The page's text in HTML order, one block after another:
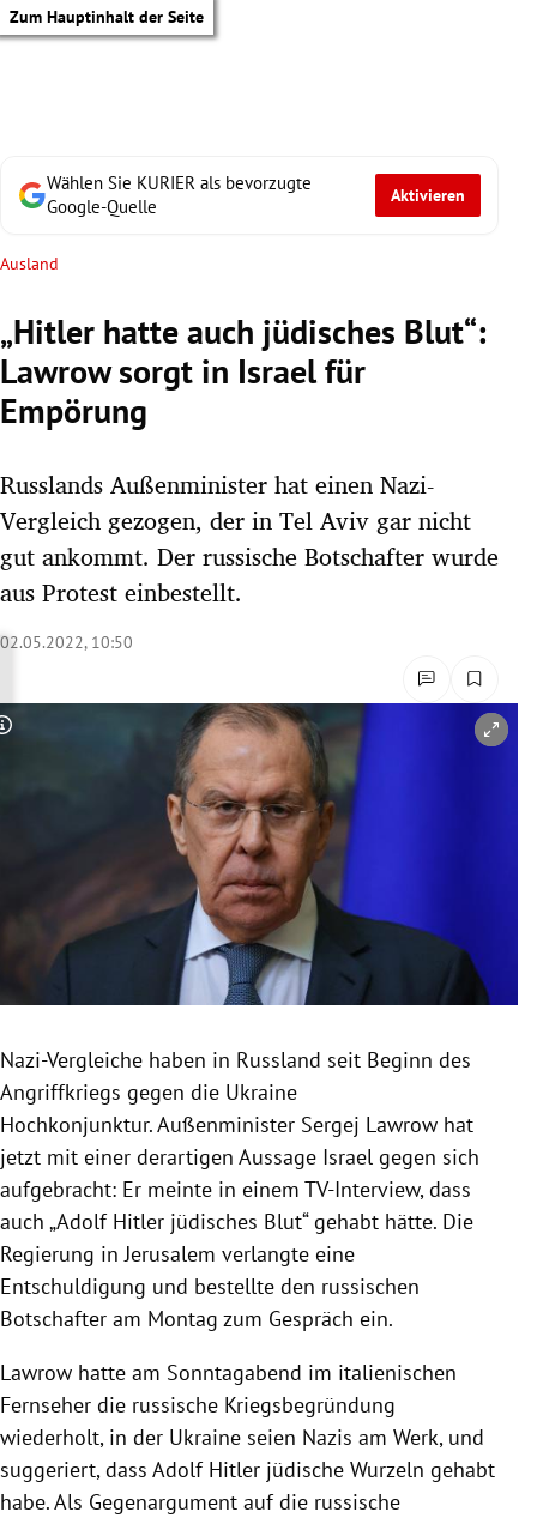
Zum Hauptinhalt der Seite
Untermenü
Untermenü
Untermenü
Untermenü
Wählen Sie KURIER als bevorzugte
Google-Quelle
Aktivieren
Ausland
„Hitler hatte auch jüdisches Blut“:
Lawrow sorgt in Israel für
Empörung
Russlands Außenminister hat einen Nazi-
Vergleich gezogen, der in Tel Aviv gar nicht
gut ankommt. Der russische Botschafter wurde
aus Protest einbestellt.
02.05.2022, 10:50
Copyright-Hinweis öffnen/schließen
Nazi-Vergleiche haben in Russland seit Beginn des
Angriffkriegs gegen die Ukraine
Hochkonjunktur. Außenminister Sergej Lawrow hat
jetzt mit einer derartigen Aussage Israel gegen sich
aufgebracht: Er meinte in einem TV-Interview, dass
auch „Adolf Hitler jüdisches Blut“ gehabt hätte. Die
Regierung in Jerusalem verlangte eine
Entschuldigung und bestellte den russischen
Botschafter am Montag zum Gespräch ein.
Lawrow hatte am Sonntagabend im italienischen
Fernseher die russische Kriegsbegründung
wiederholt, in der Ukraine seien Nazis am Werk, und
suggeriert, dass Adolf Hitler jüdische Wurzeln gehabt
habe. Als Gegenargument auf die russische